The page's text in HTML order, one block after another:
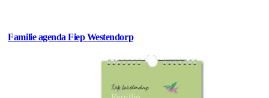
Familie agenda Fiep Westendorp